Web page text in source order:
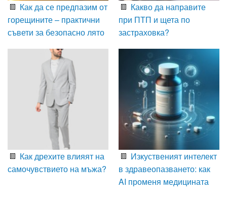
Как да се предпазим от
горещините – практични
съвети за безопасно лято
Какво да направите
при ПТП и щета по
застраховка?
Как дрехите влияят на
самочувствието на мъжа?
Изкуственият интелект
в здравеопазването: как
AI променя медицината